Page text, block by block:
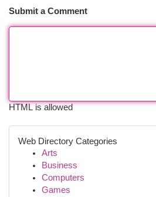
Submit a Comment
HTML is allowed
Web Directory Categories
Arts
Business
Computers
Games